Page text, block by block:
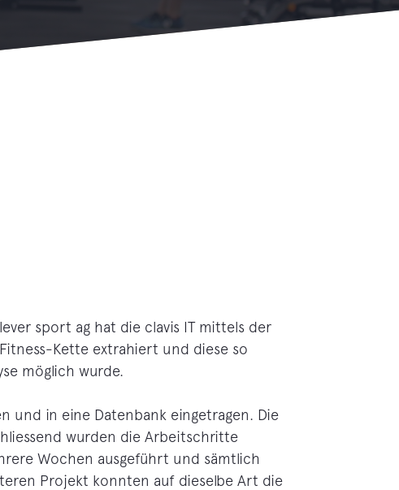
sport ag hat die clavis IT mittels der
Kette extrahiert und diese so
möglich wurde.
und in eine Datenbank eingetragen. Die
wurden die Arbeitschritte
Wochen ausgeführt und sämtlich
Projekt konnten auf dieselbe Art die